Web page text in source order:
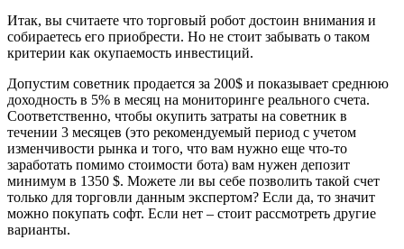
Итак, вы считаете что торговый робот достоин внимания и
собираетесь его приобрести. Но не стоит забывать о таком
критерии как окупаемость инвестиций.
Допустим советник продается за 200$ и показывает среднюю
доходность в 5% в месяц на мониторинге реального счета.
Соответственно, чтобы окупить затраты на советник в
течении 3 месяцев (это рекомендуемый период с учетом
изменчивости рынка и того, что вам нужно еще что-то
заработать помимо стоимости бота) вам нужен депозит
минимум в 1350 $. Можете ли вы себе позволить такой счет
только для торговли данным экспертом? Если да, то значит
можно покупать софт. Если нет – стоит рассмотреть другие
варианты.